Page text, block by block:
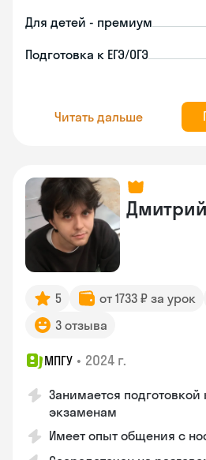
Для детей - премиум
Подготовка к ЕГЭ/ОГЭ
Читать дальше
Дмитрий
5 от 1733 ₽ за урок
3 отзыва
МПГУ • 2024 г.
Занимается
экзаменам
Имеет опыт общения с